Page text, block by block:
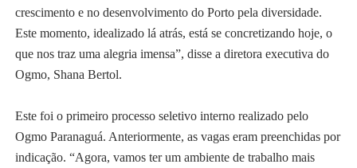
crescimento e no desenvolvimento do Porto pela diversidade.
Este momento, idealizado lá atrás, está se concretizando hoje, o
que nos traz uma alegria imensa”, disse a diretora executiva do
Ogmo, Shana Bertol.
Este foi o primeiro processo seletivo interno realizado pelo
Ogmo Paranaguá. Anteriormente, as vagas eram preenchidas por
indicação. “Agora, vamos ter um ambiente de trabalho mais